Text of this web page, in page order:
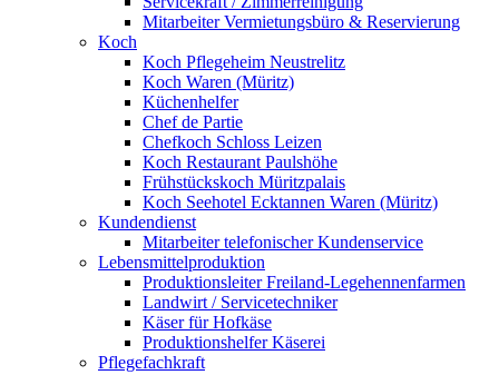
Mitarbeiter Vermietungsbüro & Reservierung
Koch
Koch Pflegeheim Neustrelitz
Koch Waren (Müritz)
Küchenhelfer
Chef de Partie
Chefkoch Schloss Leizen
Koch Restaurant Paulshöhe
Frühstückskoch Müritzpalais
Koch Seehotel Ecktannen Waren (Müritz)
Kundendienst
Mitarbeiter telefonischer Kundenservice
Lebensmittelproduktion
Produktionsleiter Freiland-Legehennenfarmen
Landwirt / Servicetechniker
Käser für Hofkäse
Produktionshelfer Käserei
Pflegefachkraft